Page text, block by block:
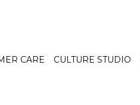
CARE CULTURE STUDIO